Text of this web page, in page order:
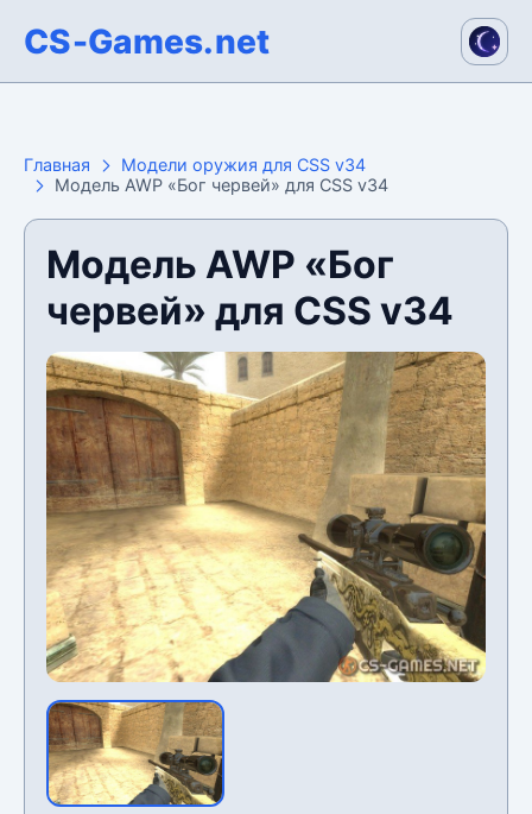
CS-Games.net
Главная
Модели оружия для CSS v34
Модель AWP «Бог червей» для CSS v34
Модель AWP «Бог
червей» для CSS v34